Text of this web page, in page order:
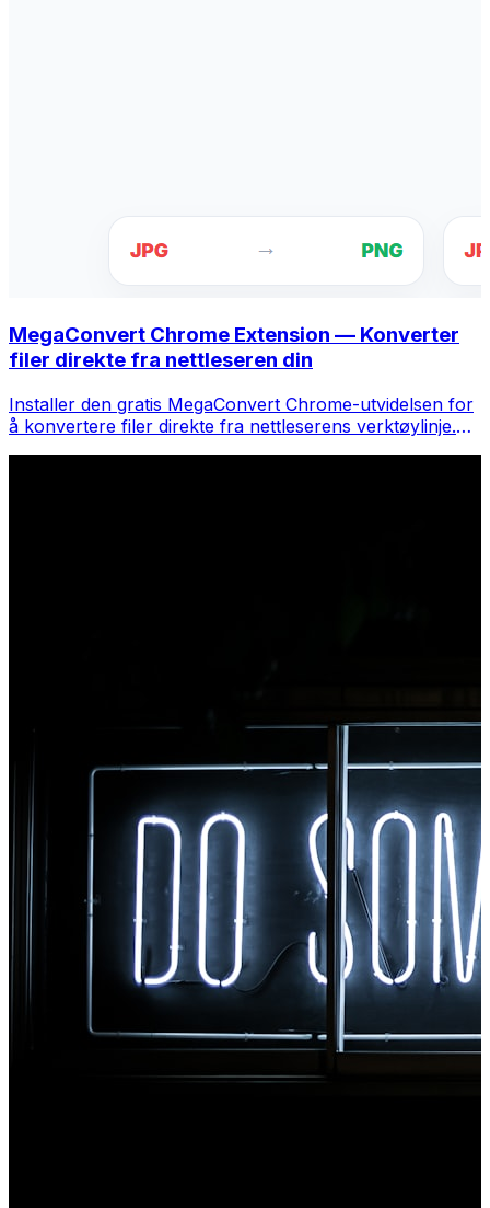
MegaConvert Chrome Extension — Konverter
filer direkte fra nettleseren din
Installer den gratis MegaConvert Chrome-utvidelsen for
å konvertere filer direkte fra nettleserens verktøylinje.